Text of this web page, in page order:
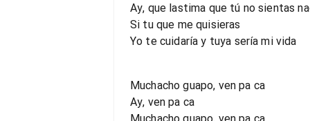
Ay, que lastima que tú no sientas
Si tu que me quisieras
Yo te cuidaría y tuya sería mi vida
Muchacho guapo, ven pa ca
Ay, ven pa ca